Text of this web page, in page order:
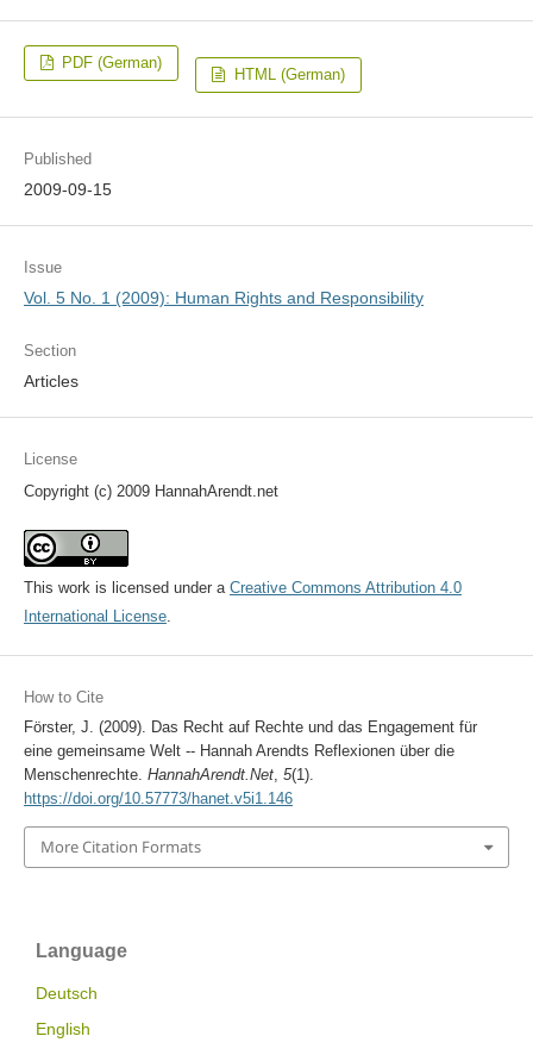
PDF (German)
HTML (German)
Published
2009-09-15
Issue
Vol. 5 No. 1 (2009): Human Rights and Responsibility
Section
Articles
License
Copyright (c) 2009 HannahArendt.net
This work is licensed under a Creative Commons Attribution 4.0
International License.
How to Cite
Förster, J. (2009). Das Recht auf Rechte und das Engagement für
eine gemeinsame Welt -- Hannah Arendts Reflexionen über die
Menschenrechte. HannahArendt.Net, 5(1).
https://doi.org/10.57773/hanet.v5i1.146
More Citation Formats
Language
Deutsch
English